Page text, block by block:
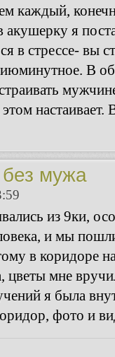
каждый,
я
в стрессе- вы
В
настаивает.
мужа
из 9ки,
и мы
в коридоре
мне
я была
фото и